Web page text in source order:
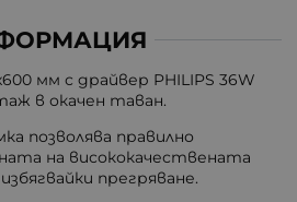
мм с драйвер PHILIPS 36W
в окачен таван.
позволява правилно
на висококачествената
прегряване.